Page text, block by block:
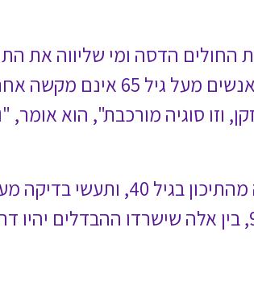
ד"ר יורם מערבי, מומחה בגריאטריה מבית החולים הדסה ומי שליווה את התוכנית "שמונים וארבע" בכאן 11, שהפגישה בין
מקשה אחת ושהגיל אינו קריטריון מתאים למיון אנשים בסיכון.
אומרים שתהליך ההזדקנות
בדיקה מעמיקה של היכולות שלהם, תראי שונות מסוימת אבל
לא קיצונית. אבל אם תקחי אותם בגיל 90, בין אלה שישרדו ההבדלים יהיו דרמטיים. אתה לא יכול להתייחס לאנשים בני 65